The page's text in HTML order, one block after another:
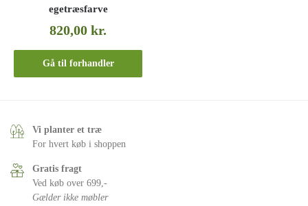
egetræsfarve
820,00kr.
Gå til forhandler
Vi planter et træ
For hvert køb i shoppen
Gratis fragt
Ved køb over 699,-
Gælder ikke møbler